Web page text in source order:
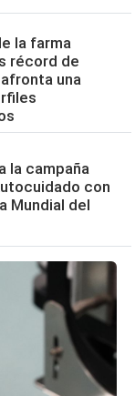
la farma
récord de
una
la campaña
con
Mundial del